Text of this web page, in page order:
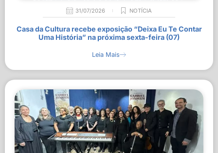
31/07/2026 NOTÍCIA
Casa da Cultura recebe exposição “Deixa Eu Te Contar
Uma História” na próxima sexta-feira (07)
Leia Mais